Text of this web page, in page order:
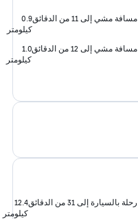
مسافة مشي إلى 11 من الدقائق
0.9
كيلومتر
مسافة مشي إلى 12 من الدقائق
1.0
كيلومتر
رحلة بالسيارة إلى 31 من الدقائق
12.4
كيلومتر